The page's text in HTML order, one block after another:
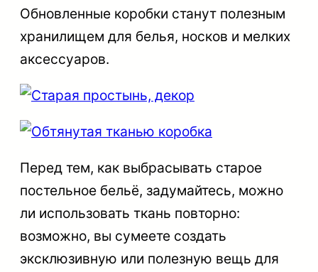
Обновленные коробки станут полезным
хранилищем для белья, носков и мелких
аксессуаров.
Перед тем, как выбрасывать старое
постельное бельё, задумайтесь, можно
ли использовать ткань повторно:
возможно, вы сумеете создать
эксклюзивную или полезную вещь для